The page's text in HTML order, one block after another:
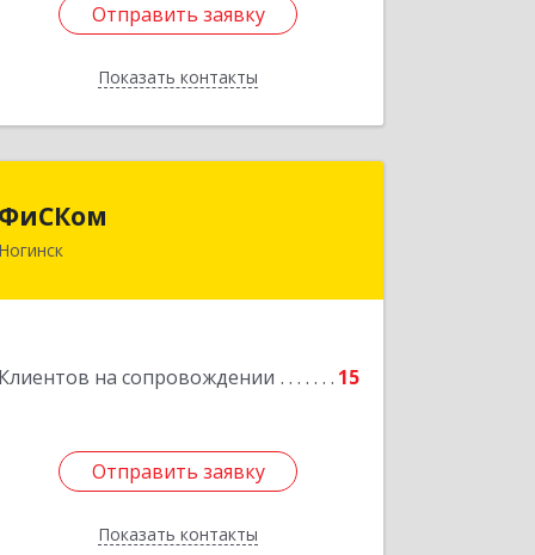
Отправить заявку
Показать контакты
Отправить заявку
Назад
ФиСКом
Ногинск
Клиентов на сопровождении 15
Отправить заявку
Показать контакты
142403, Московская обл., г.Ногинск,
Отправить заявку
Назад